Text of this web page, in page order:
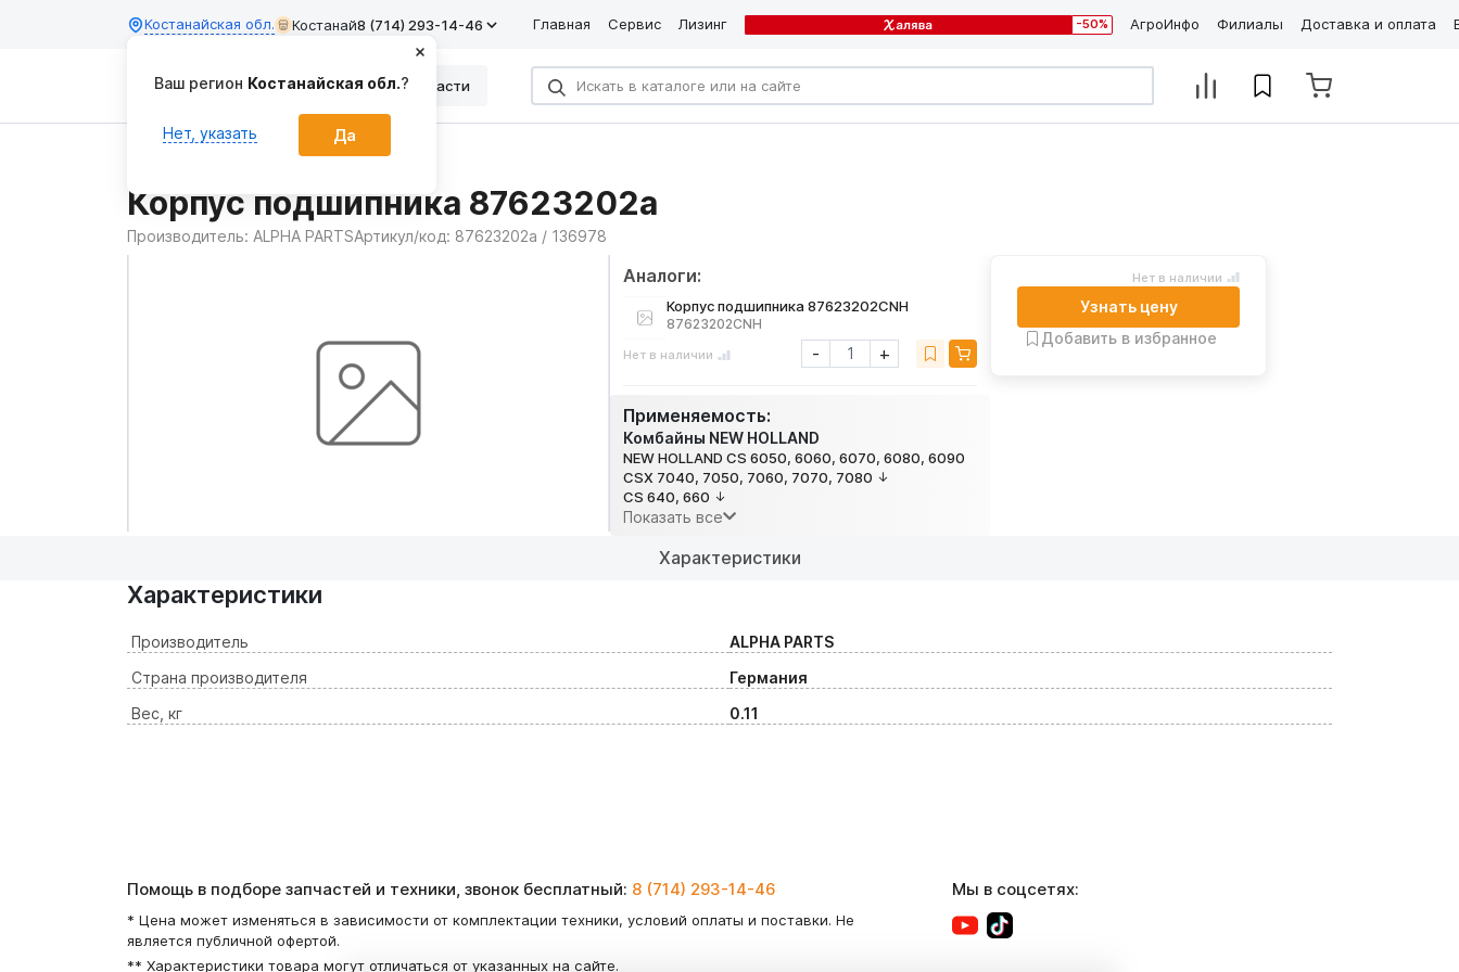
Костанайская обл. Костанай8 (714) 293-14-46 Главная Сервис Лизинг -50% АгроИнфо Филиалы Доставка и оплата
Каталог Запчасти
Корпус подшипника 87623202a
Производитель: ALPHA PARTSАртикул/код: 87623202a / 136978
Аналоги:
Корпус подшипника 87623202CNH
87623202CNH
Нет в наличии - +
Применяемость:
Комбайны NEW HOLLAND
NEW HOLLAND CS 6050, 6060, 6070, 6080, 6090
CSX 7040, 7050, 7060, 7070, 7080
CS 640, 660
Показать все
Нет в наличии
Узнать цену
Добавить в избранное
Характеристики
Характеристики
Производитель
ALPHA PARTS
Страна производителя
Германия
Вес, кг
0.11
Помощь в подборе запчастей и техники, звонок бесплатный: 8 (714) 293-14-46
* Цена может изменяться в зависимости от комплектации техники, условий оплаты и поставки. Не
является публичной офертой.
** Характеристики товара могут отличаться от указанных на сайте.
Мы в соцсетях:
Ваш регион Костанайская обл.?
Нет, указать Да